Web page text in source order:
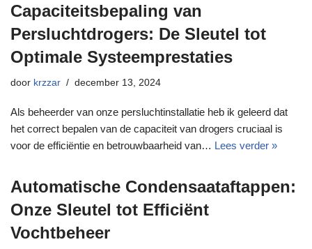
Capaciteitsbepaling van
Persluchtdrogers: De Sleutel tot
Optimale Systeemprestaties
door krzzar december 13, 2024
Als beheerder van onze persluchtinstallatie heb ik geleerd dat
het correct bepalen van de capaciteit van drogers cruciaal is
voor de efficiëntie en betrouwbaarheid van… Lees verder »
Automatische Condensaataftappen:
Onze Sleutel tot Efficiënt
Vochtbeheer